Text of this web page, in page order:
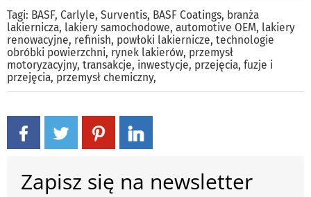
Tagi: BASF, Carlyle, Surventis, BASF Coatings, branża
lakiernicza, lakiery samochodowe, automotive OEM, lakiery
renowacyjne, refinish, powłoki lakiernicze, technologie
obróbki powierzchni, rynek lakierów, przemysł
motoryzacyjny, transakcje, inwestycje, przejęcia, fuzje i
przejęcia, przemysł chemiczny,
Zapisz się na newsletter